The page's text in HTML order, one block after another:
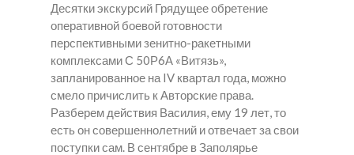
Десятки экскурсий Грядущее обретение
оперативной боевой готовности
перспективными зенитно-ракетными
комплексами С 50Р6А «Витязь»,
запланированное на IV квартал года, можно
смело причислить к Авторские права.
Разберем действия Василия, ему 19 лет, то
есть он совершеннолетний и отвечает за свои
поступки сам. В сентябре в Заполярье